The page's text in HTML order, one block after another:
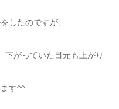
したのですが、
下がっていた目元も上がり
す^^